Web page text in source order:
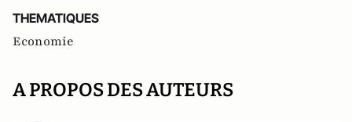
THEMATIQUES
Economie
A PROPOS DES AUTEURS